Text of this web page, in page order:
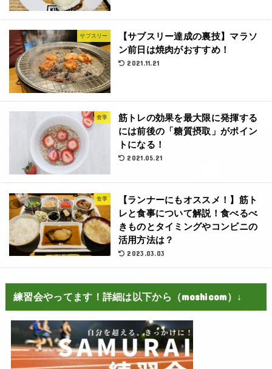
サブスリー
【サブスリー達成の裏技】マラソ
ン前日は焼肉がおすすめ！
2021.11.21
食事
筋トレの効果を最大限に発揮する
には前後の「糖質摂取」がポイン
トになる！
2021.05.21
食事
【ランナーにもオススメ！】筋ト
レと食事について解説！食べるべ
きものとタイミングやコンビニの
活用方法は？
2023.03.03
練習会やってます！詳細は以下から（moshicom）↓